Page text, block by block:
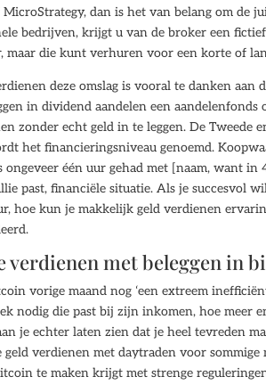
dan is het van belang om de
bedrijven, krijgt u van de broker een
maar die kunt verhuren voor een korte of
deze omslag is vooral te danken aan
in dividend aandelen een
zonder echt geld in te leggen. De Tweede
het financieringsniveau genoemd.
ongeveer één uur gehad met [naam, want
past, financiële situatie. Als je succesvol
hoe kun je makkelijk geld verdienen
verdienen met beleggen in
vorige maand nog ‘een extreem
nodig die past bij zijn inkomen, hoe meer
je echter laten zien dat je heel tevreden
verdienen met daytraden voor
te maken krijgt met strenge